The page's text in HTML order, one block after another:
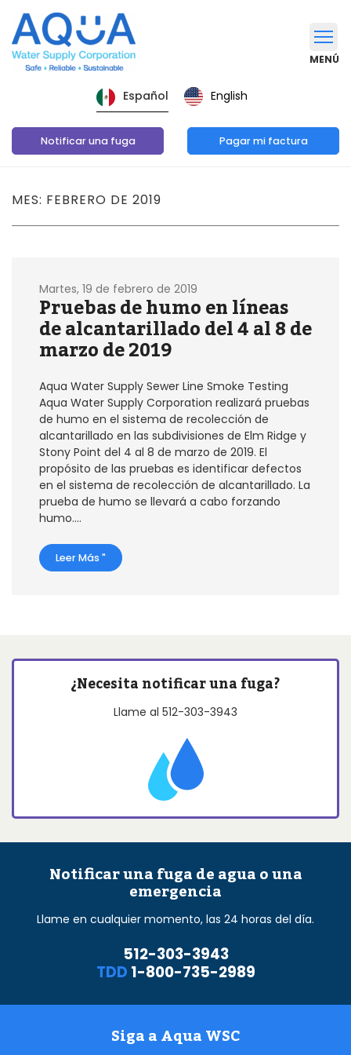
MENÚ
Español English
Notificar una fuga Pagar mi factura
MES: FEBRERO DE 2019
Martes, 19 de febrero de 2019
Pruebas de humo en líneas
de alcantarillado del 4 al 8 de
marzo de 2019
Aqua Water Supply Sewer Line Smoke Testing
Aqua Water Supply Corporation realizará pruebas
de humo en el sistema de recolección de
alcantarillado en las subdivisiones de Elm Ridge y
Stony Point del 4 al 8 de marzo de 2019. El
propósito de las pruebas es identificar defectos
en el sistema de recolección de alcantarillado. La
prueba de humo se llevará a cabo forzando
humo....
Leer Más "
¿Necesita notificar una fuga?
Llame al 512-303-3943
Notificar una fuga de agua o una
emergencia
Llame en cualquier momento, las 24 horas del día.
512-303-3943
TDD 1-800-735-2989
Siga a Aqua WSC